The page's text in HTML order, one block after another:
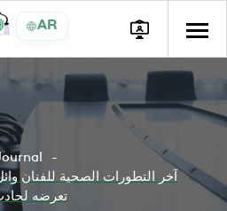
AR
آخر التطورات الصحية للفنان
تعرضه